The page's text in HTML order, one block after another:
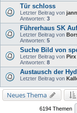
Tür schloss
Letzter Beitrag von
Antworten: 3
Führerhaus SK
Letzter Beitrag von
Antworten: 5
Suche Bild von
Letzter Beitrag von Pirx
Antworten: 8
Austausch der
Letzter Beitrag von
Neues Thema
6194 Themen